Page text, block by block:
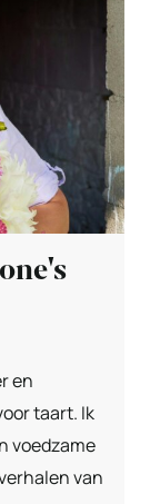
en
taart. Ik
voedzame
van